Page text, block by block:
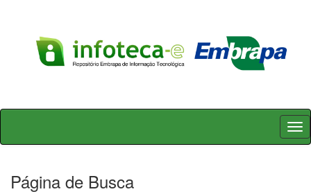
Skip
Página de Busca